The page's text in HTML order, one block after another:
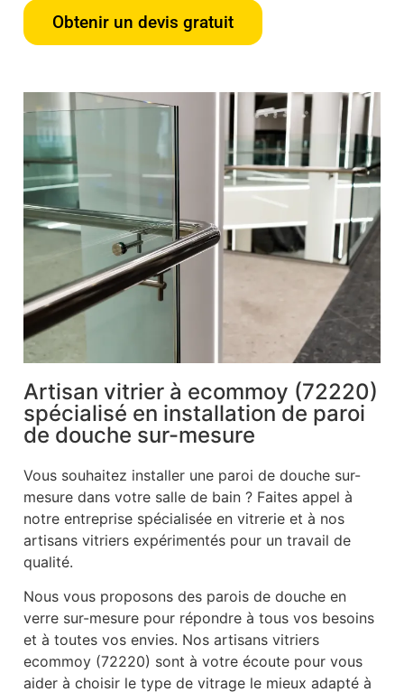
Obtenir un devis gratuit
Artisan vitrier à ecommoy (72220)
spécialisé en installation de paroi
de douche sur-mesure
Vous souhaitez installer une paroi de douche sur-
mesure dans votre salle de bain ? Faites appel à
notre entreprise spécialisée en vitrerie et à nos
artisans vitriers expérimentés pour un travail de
qualité.
Nous vous proposons des parois de douche en
verre sur-mesure pour répondre à tous vos besoins
et à toutes vos envies. Nos artisans vitriers
ecommoy (72220) sont à votre écoute pour vous
aider à choisir le type de vitrage le mieux adapté à